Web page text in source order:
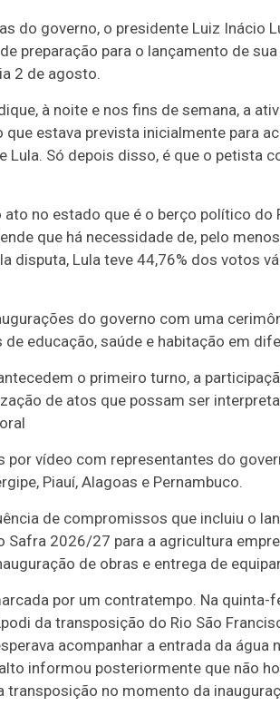
do governo, o presidente Luiz Inácio
preparação para o lançamento de
2 de agosto.
à noite e nos fins de semana, a
estava prevista inicialmente para
Lula. Só depois disso, é que o petista
no estado que é o berço político do
que há necessidade de, pelo
disputa, Lula teve 44,76% dos votos
do governo com uma
educação, saúde e habitação em
o primeiro turno, a
de atos que possam ser
vídeo com representantes do
Piauí, Alagoas e Pernambuco.
de compromissos que incluiu o
Safra 2026/27 para a agricultura
de obras e entrega de
por um contratempo. Na quinta-
da transposição do Rio São
acompanhar a entrada da água
informou posteriormente que não
transposição no momento da